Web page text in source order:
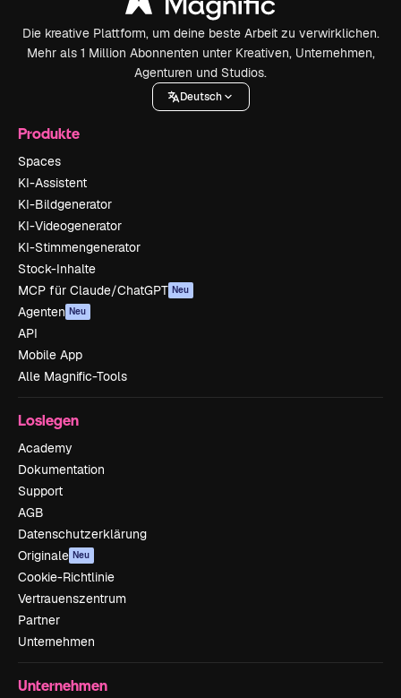
Die kreative Plattform, um deine beste Arbeit zu verwirklichen.
Mehr als 1 Million Abonnenten unter Kreativen, Unternehmen,
Agenturen und Studios.
Deutsch
Produkte
Spaces
KI-Assistent
KI-Bildgenerator
KI-Videogenerator
KI-Stimmengenerator
Stock-Inhalte
MCP für Claude/ChatGPT Neu
Agenten Neu
API
Mobile App
Alle Magnific-Tools
Loslegen
Academy
Dokumentation
Support
AGB
Datenschutzerklärung
Originale Neu
Cookie-Richtlinie
Vertrauenszentrum
Partner
Unternehmen
Unternehmen